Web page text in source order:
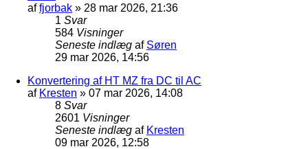
affjorbak » 28 mar 2026, 21:36
1 Svar
584 Visninger
Seneste indlæg af Søren
29 mar 2026, 14:56
Konvertering af HT MZ fra DC til AC
af Kresten » 07 mar 2026, 14:08
8 Svar
2601 Visninger
Seneste indlæg af Kresten
09 mar 2026, 12:58